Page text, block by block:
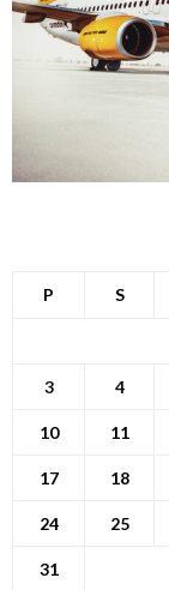
P S
3 4
10 11
17 18
24 25
31